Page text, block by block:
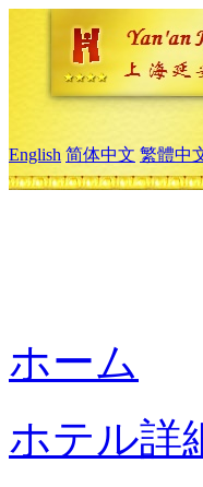
English 简体中文 繁體中
ホーム
ホテル詳